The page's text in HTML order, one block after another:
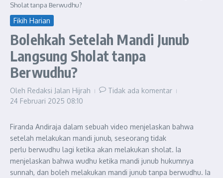
Sholat tanpa Berwudhu?
Fikih Harian
Bolehkah Setelah Mandi Junub
Langsung Sholat tanpa
Berwudhu?
Oleh Redaksi Jalan Hijrah
Tidak ada komentar
24 Februari 2025 08:10
Firanda Andiraja dalam sebuah video menjelaskan bahwa
setelah melakukan mandi junub, seseorang tidak
perlu berwudhu lagi ketika akan melakukan sholat. Ia
menjelaskan bahwa wudhu ketika mandi junub hukumnya
sunnah, dan boleh melakukan mandi junub tanpa berwudhu. Ia